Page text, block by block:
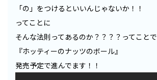
「の」をつけるといいんじゃないか！！
ってことに
そんな法則ってあるのか？？？？ってことで
『ホッティーのナッツのボール』
発売予定で進んでます！！